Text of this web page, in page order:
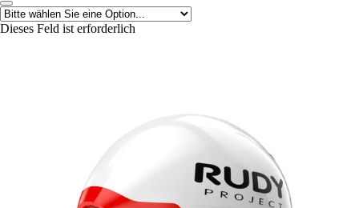
Dieses Feld ist erforderlich